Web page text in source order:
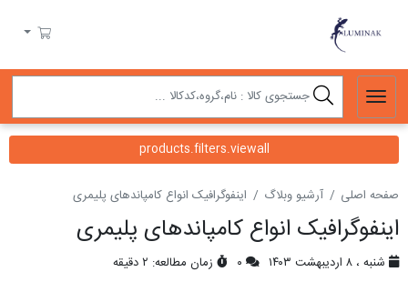
سبد خرید
products.filters.viewall
صفحه اصلی آرشیو وبلاگ اینفوگرافیک انواع کامپاندهای پلیمری
اینفوگرافیک انواع کامپاندهای پلیمری
شنبه ، ۸ اردیبهشت ۱۴۰۳ زمان مطالعه: ۲ دقیقه